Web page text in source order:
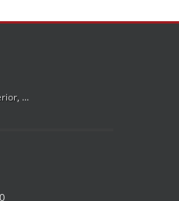
, ...